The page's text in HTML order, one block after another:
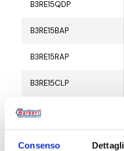
Consenso Dettagli
B3RE15QDP
B3RE15BAP
B3RE15RAP
B3RE15CLP
B3RE15CBP